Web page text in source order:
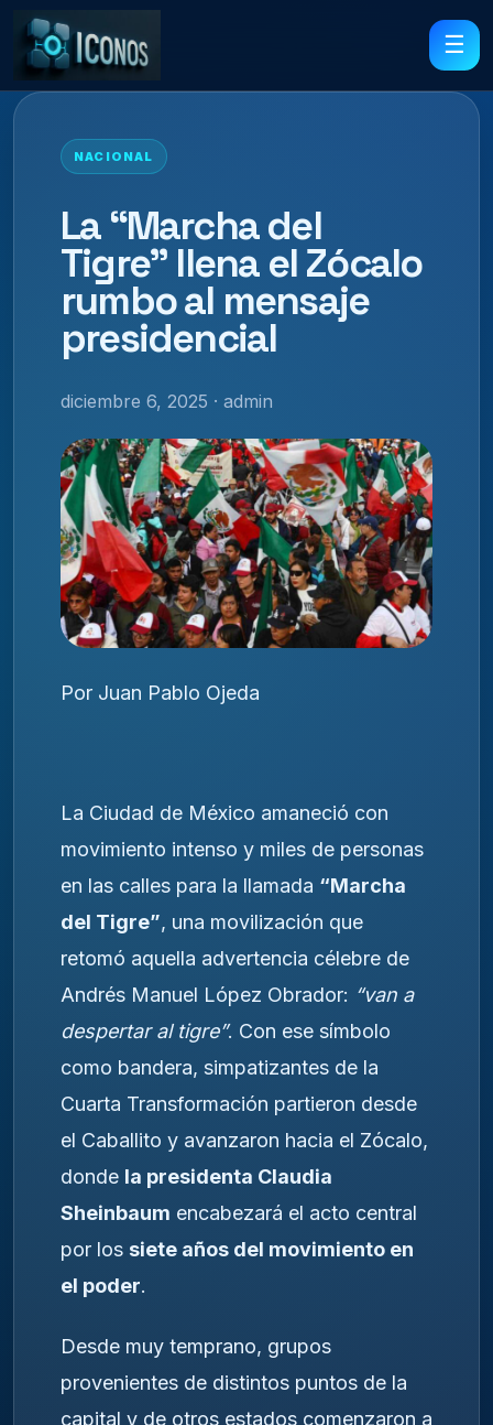
☰
NACIONAL
La “Marcha del
Tigre” llena el Zócalo
rumbo al mensaje
presidencial
diciembre 6, 2025 · admin
Por Juan Pablo Ojeda
La Ciudad de México amaneció con
movimiento intenso y miles de personas
en las calles para la llamada “Marcha
del Tigre”, una movilización que
retomó aquella advertencia célebre de
Andrés Manuel López Obrador: “van a
despertar al tigre”. Con ese símbolo
como bandera, simpatizantes de la
Cuarta Transformación partieron desde
el Caballito y avanzaron hacia el Zócalo,
donde la presidenta Claudia
Sheinbaum encabezará el acto central
por los siete años del movimiento en
el poder.
Desde muy temprano, grupos
provenientes de distintos puntos de la
capital y de otros estados comenzaron a